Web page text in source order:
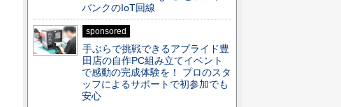
バンクのIoT回線
sponsored
手ぶらで挑戦できるアプライド豊
田店の自作PC組み立てイベント
で感動の完成体験を！ プロのスタ
ッフによるサポートで初参加でも
安心